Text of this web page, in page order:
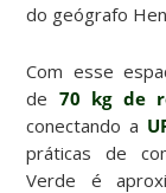
do geógrafo
Com esse
de 70 kg de
conectando a
práticas de
Verde é